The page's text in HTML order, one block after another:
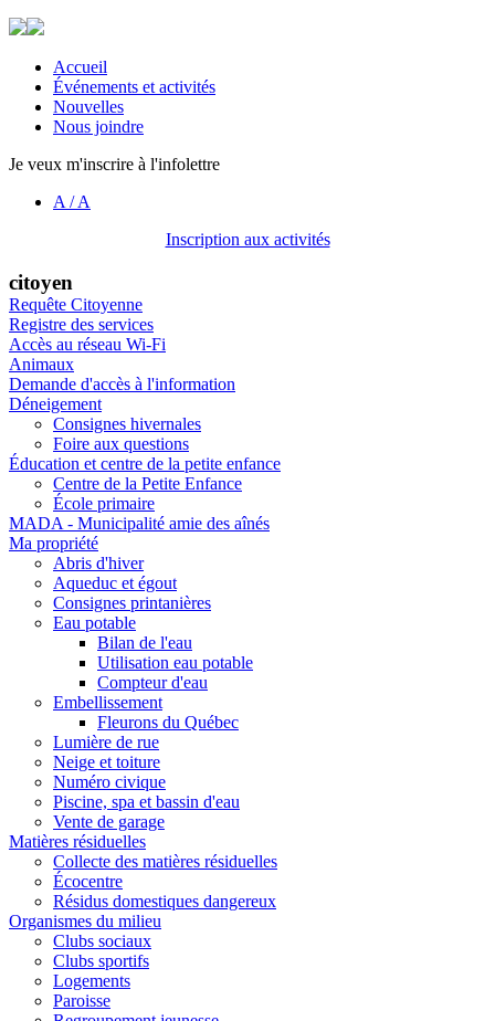
Accueil
Événements et activités
Nouvelles
Nous joindre
Je veux m'inscrire à l'infolettre
A /A
Inscription aux activités
citoyen
Requête Citoyenne
Registre des services
Accès au réseau Wi-Fi
Animaux
Demande d'accès à l'information
Déneigement
Consignes hivernales
Foire aux questions
Éducation et centre de la petite enfance
Centre de la Petite Enfance
École primaire
MADA - Municipalité amie des aînés
Ma propriété
Abris d'hiver
Aqueduc et égout
Consignes printanières
Eau potable
Bilan de l'eau
Utilisation eau potable
Compteur d'eau
Embellissement
Fleurons du Québec
Lumière de rue
Neige et toiture
Numéro civique
Piscine, spa et bassin d'eau
Vente de garage
Matières résiduelles
Collecte des matières résiduelles
Écocentre
Résidus domestiques dangereux
Organismes du milieu
Clubs sociaux
Clubs sportifs
Logements
Paroisse